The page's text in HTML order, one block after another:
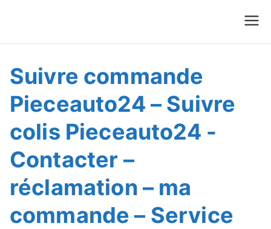
Suivre Colis - Suivre
Commande
Suivre commande
Pieceauto24 – Suivre
colis Pieceauto24 -
Contacter –
réclamation – ma
commande – Service